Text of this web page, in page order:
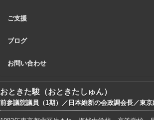
ご支援
ブログ
お問い合わせ
おときた駿（おときたしゅん）
前参議院議員（1期）／日本維新の会政調会長／東